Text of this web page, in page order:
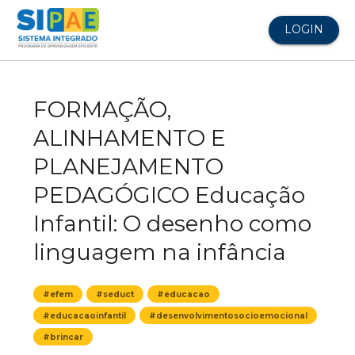
LOGIN
FORMAÇÃO,
ALINHAMENTO E
PLANEJAMENTO
PEDAGÓGICO Educação
Infantil: O desenho como
linguagem na infância
#efem #seduct #educacao
#educacaoinfantil #desenvolvimentosocioemocional
#brincar